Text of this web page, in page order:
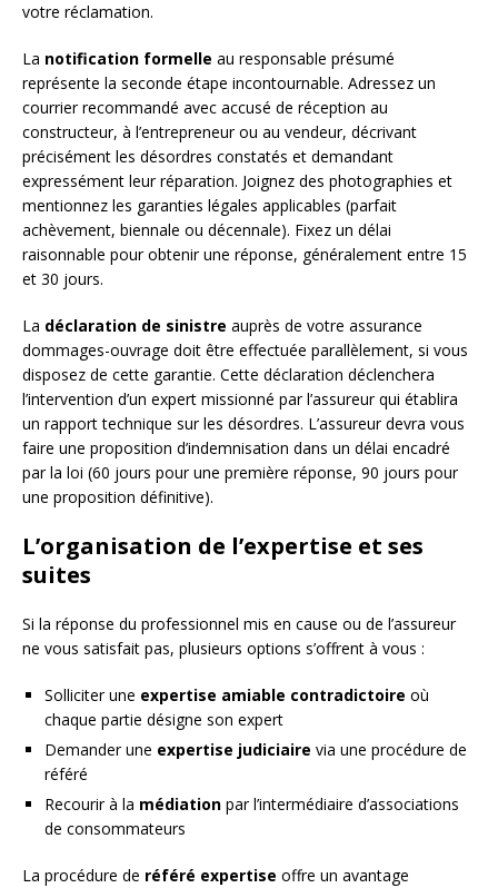
votre réclamation.
La notification formelle au responsable présumé
représente la seconde étape incontournable. Adressez un
courrier recommandé avec accusé de réception au
constructeur, à l’entrepreneur ou au vendeur, décrivant
précisément les désordres constatés et demandant
expressément leur réparation. Joignez des photographies et
mentionnez les garanties légales applicables (parfait
achèvement, biennale ou décennale). Fixez un délai
raisonnable pour obtenir une réponse, généralement entre 15
et 30 jours.
La déclaration de sinistre auprès de votre assurance
dommages-ouvrage doit être effectuée parallèlement, si vous
disposez de cette garantie. Cette déclaration déclenchera
l’intervention d’un expert missionné par l’assureur qui établira
un rapport technique sur les désordres. L’assureur devra vous
faire une proposition d’indemnisation dans un délai encadré
par la loi (60 jours pour une première réponse, 90 jours pour
une proposition définitive).
L’organisation de l’expertise et ses
suites
Si la réponse du professionnel mis en cause ou de l’assureur
ne vous satisfait pas, plusieurs options s’offrent à vous :
Solliciter une expertise amiable contradictoire où
chaque partie désigne son expert
Demander une expertise judiciaire via une procédure de
référé
Recourir à la médiation par l’intermédiaire d’associations
de consommateurs
La procédure de référé expertise offre un avantage